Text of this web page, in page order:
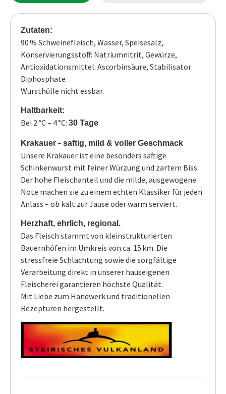
Zutaten:
90 % Schweinefleisch, Wasser, Speisesalz,
Konservierungsstoff: Natriumnitrit, Gewürze,
Antioxidationsmittel: Ascorbinsäure, Stabilisator:
Diphosphate
Wursthülle nicht essbar.
Haltbarkeit:
Bei 2 °C – 4 °C: 30 Tage
Krakauer– saftig, mild & voller Geschmack
Unsere Krakauer ist eine besonders saftige
Schinkenwurst mit feiner Würzung und zartem Biss.
Der hohe Fleischanteil und die milde, ausgewogene
Note machen sie zu einem echten Klassiker für jeden
Anlass – ob kalt zur Jause oder warm serviert.
Herzhaft, ehrlich, regional.
Das Fleisch stammt von kleinstrukturierten
Bauernhöfen im Umkreis von ca. 15 km. Die
stressfreie Schlachtung sowie die sorgfältige
Verarbeitung direkt in unserer hauseigenen
Fleischerei garantieren höchste Qualität.
Mit Liebe zum Handwerk und traditionellen
Rezepturen hergestellt.